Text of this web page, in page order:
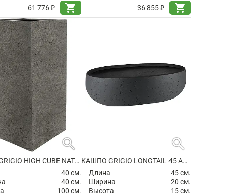
61 776 ₽
shopping_cart
36 855 ₽
shopping_cart
search
КАШПО GRIGIO HIGH CUBE NATURAL CONCRETE
40 см.
40 см.
100 см.
search
КАШПО GRIGIO LONGTAIL 45 ANTHRACITE
Длина
45 см.
Ширина
20 см.
Высота
15 см.